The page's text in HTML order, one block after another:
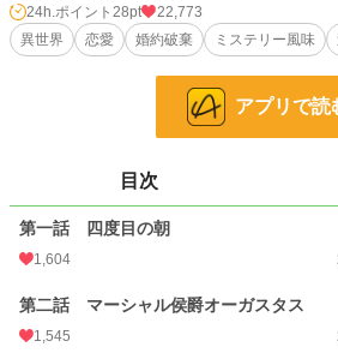
小説 23,071 位 / 228,908 件
30,143
更新日時 2024.06.23 06:00
初回完結日時 2024.06.23 12:41
24h.ポイント 28pt
22,773
異世界
恋愛 婚約破棄 ミステリー風味
アプリで読
目次
第一話 四度目の朝
1,604
第二話 マーシャル侯爵オーガスタス
1,545